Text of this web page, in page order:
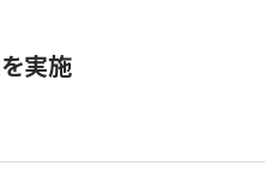
実施